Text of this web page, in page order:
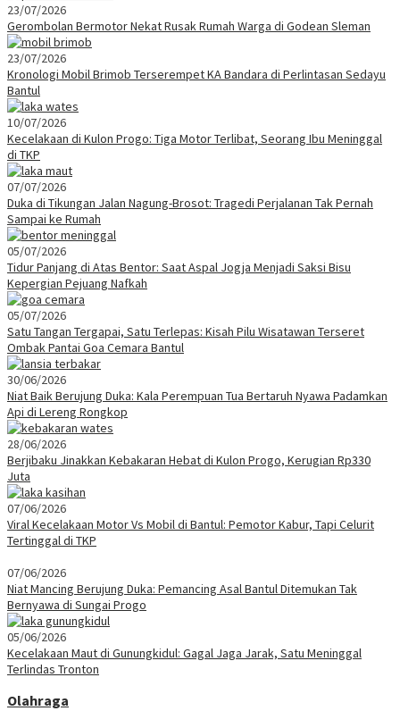
23/07/2026
Gerombolan Bermotor Nekat Rusak Rumah Warga di Godean Sleman
23/07/2026
Kronologi Mobil Brimob Terserempet KA Bandara di Perlintasan Sedayu
Bantul
10/07/2026
Kecelakaan di Kulon Progo: Tiga Motor Terlibat, Seorang Ibu Meninggal
di TKP
07/07/2026
Duka di Tikungan Jalan Nagung-Brosot: Tragedi Perjalanan Tak Pernah
Sampai ke Rumah
05/07/2026
Tidur Panjang di Atas Bentor: Saat Aspal Jogja Menjadi Saksi Bisu
Kepergian Pejuang Nafkah
05/07/2026
Satu Tangan Tergapai, Satu Terlepas: Kisah Pilu Wisatawan Terseret
Ombak Pantai Goa Cemara Bantul
30/06/2026
Niat Baik Berujung Duka: Kala Perempuan Tua Bertaruh Nyawa Padamkan
Api di Lereng Rongkop
28/06/2026
Berjibaku Jinakkan Kebakaran Hebat di Kulon Progo, Kerugian Rp330
Juta
07/06/2026
Viral Kecelakaan Motor Vs Mobil di Bantul: Pemotor Kabur, Tapi Celurit
Tertinggal di TKP
07/06/2026
Niat Mancing Berujung Duka: Pemancing Asal Bantul Ditemukan Tak
Bernyawa di Sungai Progo
05/06/2026
Kecelakaan Maut di Gunungkidul: Gagal Jaga Jarak, Satu Meninggal
Terlindas Tronton
Olahraga